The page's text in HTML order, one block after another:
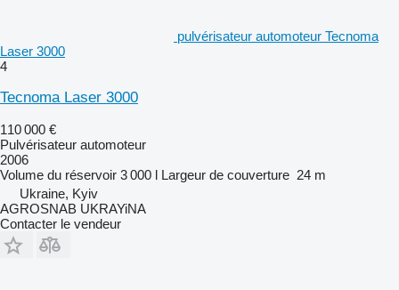
pulvérisateur automoteur Tecnoma
Laser 3000
4
Tecnoma Laser 3000
110 000 €
Pulvérisateur automoteur
2006
Volume du réservoir 3 000 l Largeur de couverture 24 m
Ukraine, Kyiv
AGROSNAB UKRAYiNA
Contacter le vendeur